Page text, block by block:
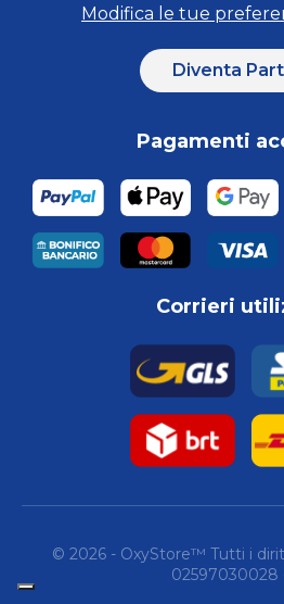
Modifica le tue
Diventa
Pagamenti
Corrieri
© 2026 - OxyStore™ Tutti i
02597030028